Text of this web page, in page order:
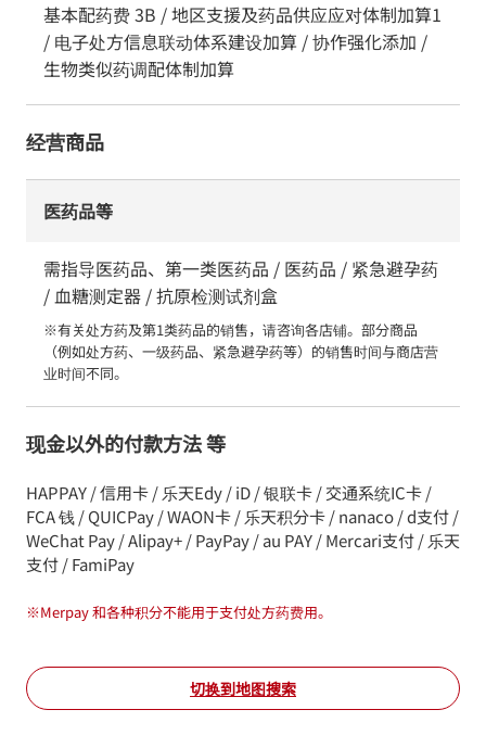
基本配药费 3B / 地区支援及药品供应应对体制加算1
/ 电子处方信息联动体系建设加算 / 协作强化添加 /
生物类似药调配体制加算
经营商品
医药品等
需指导医药品、第一类医药品 / 医药品 / 紧急避孕药
/ 血糖测定器 / 抗原检测试剂盒
※有关处方药及第1类药品的销售，请咨询各店铺。部分商品
（例如处方药、一级药品、紧急避孕药等）的销售时间与商店营
业时间不同。
现金以外的付款方法 等
HAPPAY / 信用卡 / 乐天Edy / iD / 银联卡 / 交通系统IC卡 /
FCA 钱 / QUICPay / WAON卡 / 乐天积分卡 / nanaco / d支付 /
WeChat Pay / Alipay+ / PayPay / au PAY / Mercari支付 / 乐天
支付 / FamiPay
※Merpay 和各种积分不能用于支付处方药费用。
切换到地图搜索